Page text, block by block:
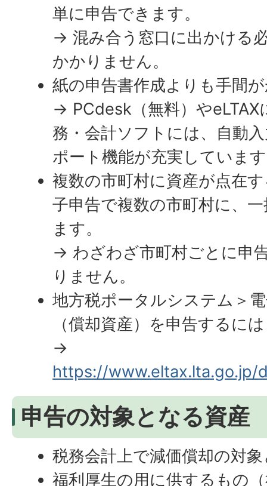
単に申告できます。
→ 混み合う窓口に出かける
かかりません。
紙の申告書作成よりも手間
→ PCdesk（無料）やeLTAX
務・会計ソフトには、自動
ポート機能が充実していま
複数の市町村に資産が点在
子申告で複数の市町村に、
ます。
→ わざわざ市町村ごとに申
りません。
地方税ポータルシステム＞
（償却資産）を申告するには
→
https://www.eltax.lta.go.jp/
申告の対象となる資産
税務会計上で減価償却の対
福利厚生の用に供するもの